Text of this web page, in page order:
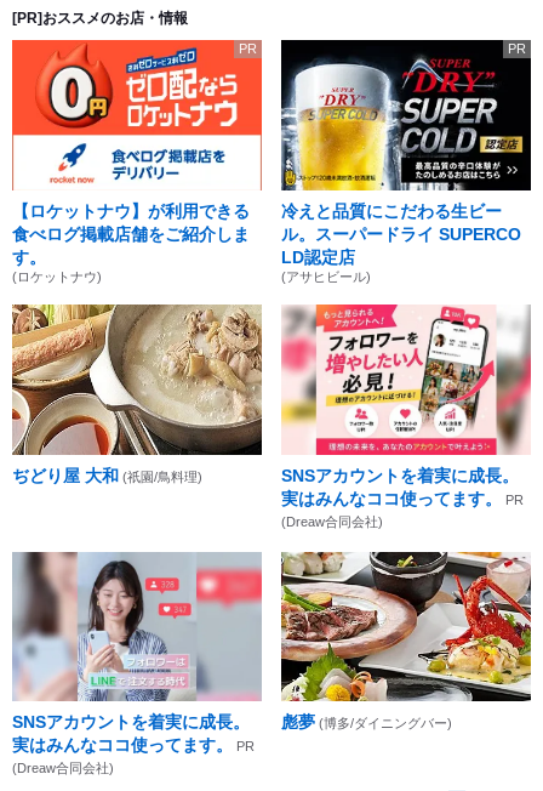
[PR]おススメのお店・情報
PR
【ロケットナウ】が利用できる
食べログ掲載店舗をご紹介しま
す。
(ロケットナウ)
PR
冷えと品質にこだわる生ビー
ル。スーパードライ SUPERCO
LD認定店
(アサヒビール)
ぢどり屋 大和 (祇園/鳥料理)
SNSアカウントを着実に成長。
実はみんなココ使ってます。
PR
(Dreaw合同会社)
SNSアカウントを着実に成長。
実はみんなココ使ってます。
PR
(Dreaw合同会社)
彪夢 (博多/ダイニングバー)